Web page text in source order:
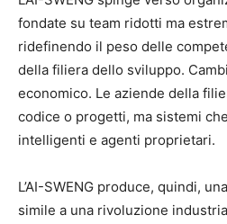
fondate su team ridotti ma
ridefinendo il peso delle
della filiera dello sviluppo.
economico. Le aziende della
codice o progetti, ma sistemi
intelligenti e agenti proprietari.
L’AI-SWENG produce, quindi,
simile a una rivoluzione